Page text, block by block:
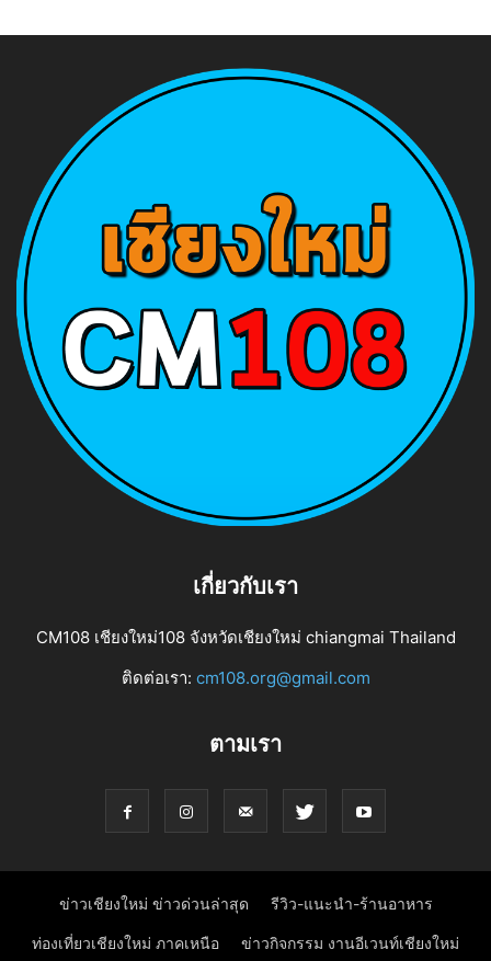
เกี่ยวกับเรา
CM108 เชียงใหม่108 จังหวัดเชียงใหม่ chiangmai Thailand
ติดต่อเรา: cm108.org@gmail.com
ตามเรา
ข่าวเชียงใหม่ ข่าวด่วนล่าสุด รีวิว-แนะนำ-ร้านอาหาร
ท่องเที่ยวเชียงใหม่ ภาคเหนือ ข่าวกิจกรรม งานอีเวนท์เชียงใหม่